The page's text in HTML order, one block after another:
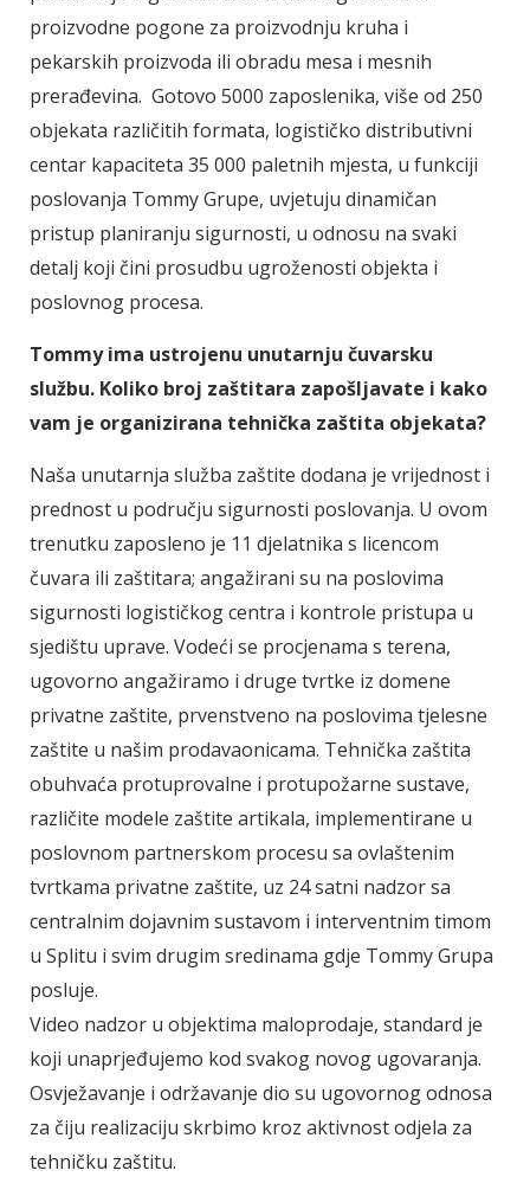
proizvodne pogone za proizvodnju kruha i
pekarskih proizvoda ili obradu mesa i mesnih
prerađevina. Gotovo 5000 zaposlenika, više od 250
objekata različitih formata, logističko distributivni
centar kapaciteta 35 000 paletnih mjesta, u funkciji
poslovanja Tommy Grupe, uvjetuju dinamičan
pristup planiranju sigurnosti, u odnosu na svaki
detalj koji čini prosudbu ugroženosti objekta i
poslovnog procesa.
Tommy ima ustrojenu unutarnju čuvarsku
službu. Koliko broj zaštitara zapošljavate i kako
vam je organizirana tehnička zaštita objekata?
Naša unutarnja služba zaštite dodana je vrijednost i
prednost u području sigurnosti poslovanja. U ovom
trenutku zaposleno je 11 djelatnika s licencom
čuvara ili zaštitara; angažirani su na poslovima
sigurnosti logističkog centra i kontrole pristupa u
sjedištu uprave. Vodeći se procjenama s terena,
ugovorno angažiramo i druge tvrtke iz domene
privatne zaštite, prvenstveno na poslovima tjelesne
zaštite u našim prodavaonicama. Tehnička zaštita
obuhvaća protuprovalne i protupožarne sustave,
različite modele zaštite artikala, implementirane u
poslovnom partnerskom procesu sa ovlaštenim
tvrtkama privatne zaštite, uz 24 satni nadzor sa
centralnim dojavnim sustavom i interventnim timom
u Splitu i svim drugim sredinama gdje Tommy Grupa
posluje.
Video nadzor u objektima maloprodaje, standard je
koji unaprjeđujemo kod svakog novog ugovaranja.
Osvježavanje i održavanje dio su ugovornog odnosa
za čiju realizaciju skrbimo kroz aktivnost odjela za
tehničku zaštitu.